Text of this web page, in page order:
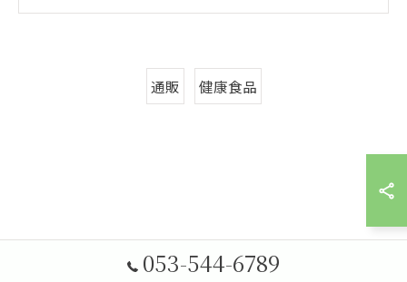
通販 健康食品
053-544-6789